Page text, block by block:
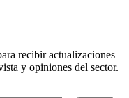
recibir actualizaciones
y opiniones del sector.